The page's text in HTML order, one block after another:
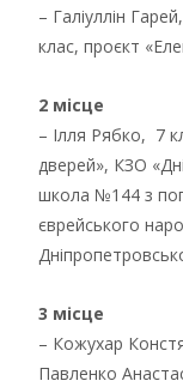
– Галіуллін
клас, проєкт
2 місце
– Ілля Рябко, 7
дверей», КЗО
школа №144 з
єврейського
3 місце
– Кожухар
Павленко